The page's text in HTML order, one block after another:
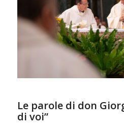
Le parole di don
di voi”